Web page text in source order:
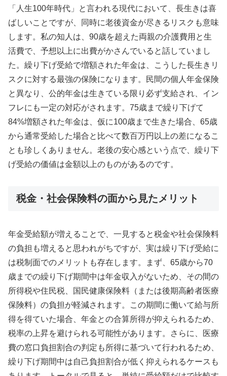
「人生100年時代」と言われる現代において、長生きは喜
ばしいことですが、同時に老後資金が尽きるリスクも意味
します。私の知人は、90歳を超えた両親の介護費用と生
活費で、予想以上に出費がかさんでいると話していまし
た。繰り下げ受給で増額された年金は、こうした長生きリ
スクに対する最強の保険になります。民間の個人年金保険
と異なり、公的年金は生きている限り必ず支給され、イン
フレにも一定の対応がされます。75歳まで繰り下げて
84%増額された年金は、仮に100歳まで生きた場合、65歳
から通常受給した場合と比べて数百万円以上の差になるこ
とも珍しくありません。老後の安心感という点で、繰り下
げ受給の価値は金額以上のものがあるのです。
税金・社会保険料の面から見たメリット
年金受給額が増えることで、一見すると税金や社会保険料
の負担も増えると思われがちですが、実は繰り下げ受給に
は税制面でのメリットも存在します。まず、65歳から70
歳までの繰り下げ期間中は年金収入がないため、その間の
所得税や住民税、国民健康保険料（または後期高齢者医療
保険料）の負担が軽減されます。この期間に働いて給与所
得を得ていた場合、年金との合算所得が抑えられるため、
税率の上昇を避けられる可能性があります。さらに、医療
費の窓口負担割合の判定も所得に基づいて行われるため、
繰り下げ期間中は自己負担割合が低く抑えられるケースも